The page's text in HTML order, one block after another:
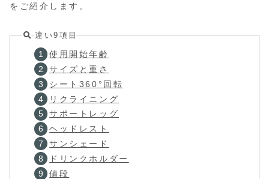
をご紹介します。
違い9項目
使用開始年齢
サイズと重さ
シート360°回転
リクライニング
サポートレッグ
ヘッドレスト
サンシェード
ドリンクホルダー
値段